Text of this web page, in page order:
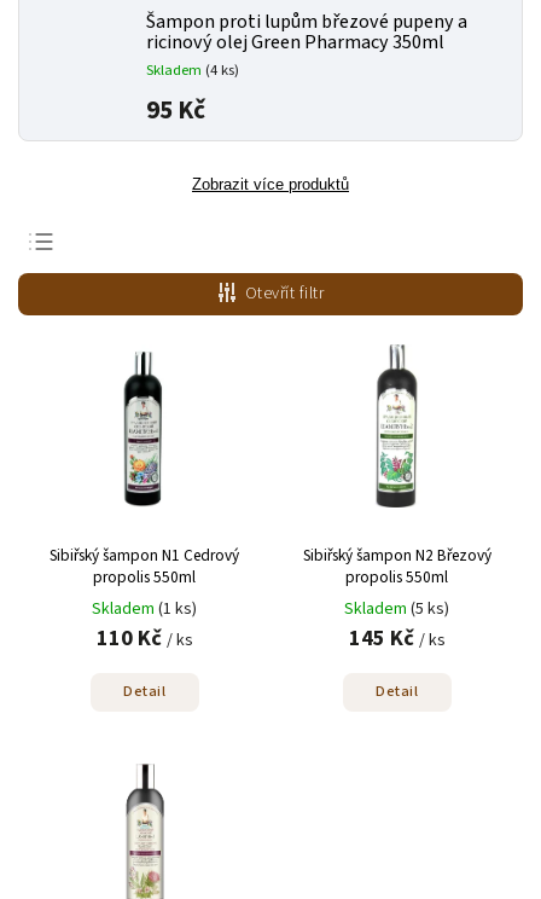
Šampon proti lupům březové pupeny a
ricinový olej Green Pharmacy 350ml
Skladem (4 ks)
95 Kč
Zobrazit více produktů
Abecedně
Nejlevnější
Nejdražší
Nejprodávanější
Otevřít filtr
Sibiřský šampon N1 Cedrový
propolis 550ml
Skladem (1 ks)
110 Kč / ks
Detail
Sibiřský šampon N2 Březový
propolis 550ml
Skladem (5 ks)
145 Kč / ks
Detail